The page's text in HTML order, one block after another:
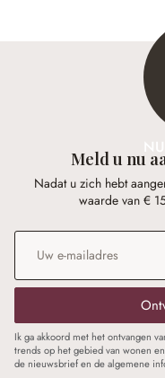
Meld u nu
Nadat u zich hebt
waarde van €
E-mailadres
Ik ga akkoord met het ontvangen
trends op het gebied van wonen
de nieuwsbrief en de algemene